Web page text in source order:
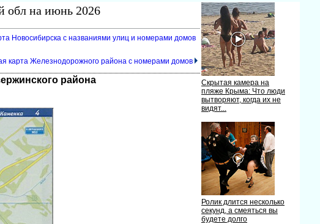
Скрытая камера на
пляже Крыма: Что люди
ытворяют, когда их не
идят...
Ролик длится несколько
секунд, а смеяться вы
удете долго
обл на июнь 2026
Новосибирска с названиями улиц и номерами домо
карта Железнодорожного района с номерами домо
района